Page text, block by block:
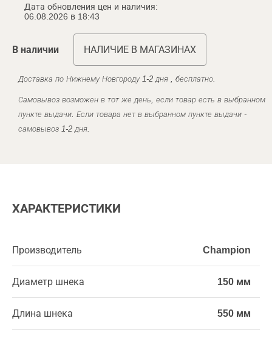
Дата обновления цен и наличия:
06.08.2026 в 18:43
В наличии НАЛИЧИЕ В МАГАЗИНАХ
Доставка по Нижнему Новгороду 1-2 дня , бесплатно.
Самовывоз возможен в тот же день, если товар есть в выбранном
пункте выдачи. Если товара нет в выбранном пункте выдачи -
самовывоз 1-2 дня.
ХАРАКТЕРИСТИКИ
Производитель Champion
Диаметр шнека 150 мм
Длина шнека 550 мм